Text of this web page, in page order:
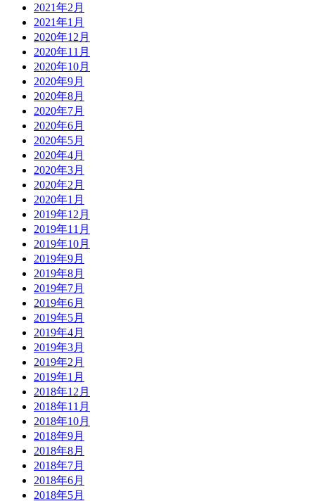
2021年2月
2021年1月
2020年12月
2020年11月
2020年10月
2020年9月
2020年8月
2020年7月
2020年6月
2020年5月
2020年4月
2020年3月
2020年2月
2020年1月
2019年12月
2019年11月
2019年10月
2019年9月
2019年8月
2019年7月
2019年6月
2019年5月
2019年4月
2019年3月
2019年2月
2019年1月
2018年12月
2018年11月
2018年10月
2018年9月
2018年8月
2018年7月
2018年6月
2018年5月